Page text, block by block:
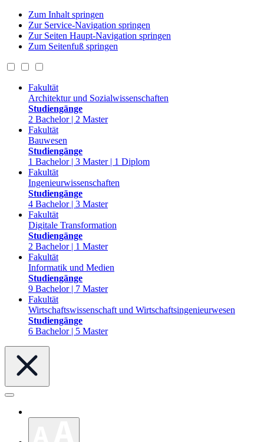
Zum Inhalt springen
Zur Service-Navigation springen
Zur Seiten Haupt-Navigation springen
Zum Seitenfuß springen
Fakultät
Architektur und Sozialwissenschaften
Studiengänge
2 Bachelor | 2 Master
Fakultät
Bauwesen
Studiengänge
1 Bachelor | 3 Master | 1 Diplom
Fakultät
Ingenieurwissenschaften
Studiengänge
4 Bachelor | 3 Master
Fakultät
Digitale Transformation
Studiengänge
2 Bachelor | 1 Master
Fakultät
Informatik und Medien
Studiengänge
9 Bachelor | 7 Master
Fakultät
Wirtschaftswissenschaft und Wirtschaftsingenieurwesen
Studiengänge
6 Bachelor | 5 Master